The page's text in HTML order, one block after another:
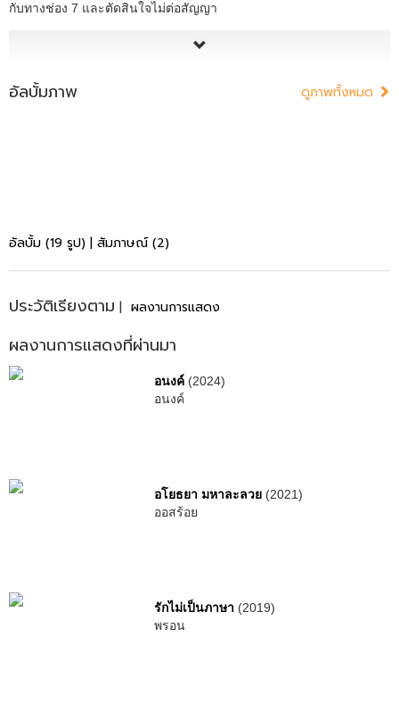
กับทางช่อง 7 และตัดสินใจไม่ต่อสัญญา
อัลบั้มภาพ ดูภาพทั้งหมด
อัลบั้ม (19 รูป) | สัมภาษณ์ (2)
ประวัติเรียงตาม | ผลงานการแสดง
ผลงานการแสดงที่ผ่านมา
อนงค์(2024)
อนงค์
อโยธยา มหาละลวย(2021)
ออสร้อย
รักไม่เป็นภาษา (2019)
พรอน